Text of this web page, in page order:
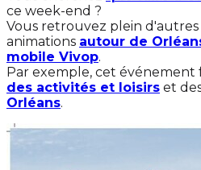
ce week-end ?
Vous retrouvez plein d'autres
animations autour de
mobile Vivop.
Par exemple, cet événement
des activités et loisirs et
Orléans.